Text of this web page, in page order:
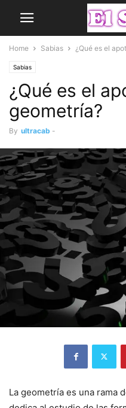
Home Sabias ¿Qué es el
Sabias
¿Qué es el
geometría?
By ultracab -
La geometría es una rama